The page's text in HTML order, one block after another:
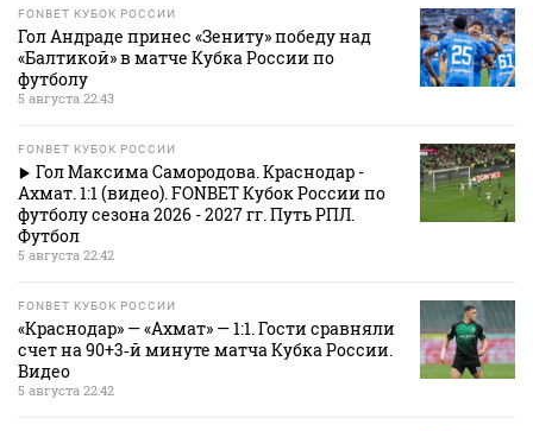
FONBET КУБОК РОССИИ
Гол Андраде принес «Зениту» победу над
«Балтикой» в матче Кубка России по
футболу
5 августа 22:43
FONBET КУБОК РОССИИ
Гол Максима Самородова. Краснодар -
Ахмат. 1:1 (видео). FONBET Кубок России по
футболу сезона 2026 - 2027 гг. Путь РПЛ.
Футбол
5 августа 22:42
FONBET КУБОК РОССИИ
«Краснодар» — «Ахмат» — 1:1. Гости сравняли
счет на 90+3‑й минуте матча Кубка России.
Видео
5 августа 22:42